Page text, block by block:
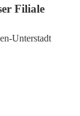
Filiale
Unterstadt